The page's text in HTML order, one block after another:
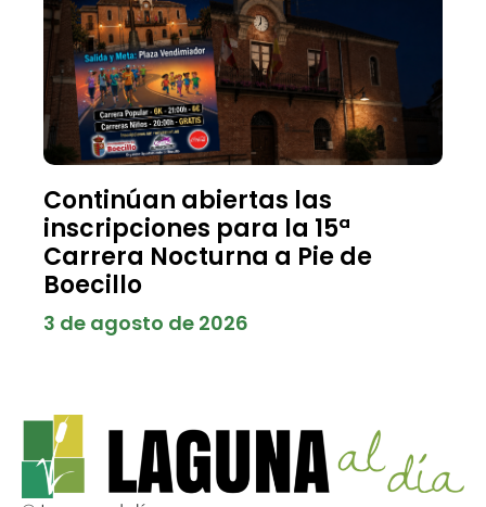
Continúan abiertas las
inscripciones para la 15ª
Carrera Nocturna a Pie de
Boecillo
3 de agosto de 2026